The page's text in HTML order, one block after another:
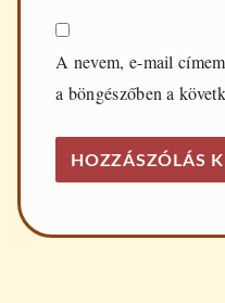
A nevem, e-mail
a böngészőben a